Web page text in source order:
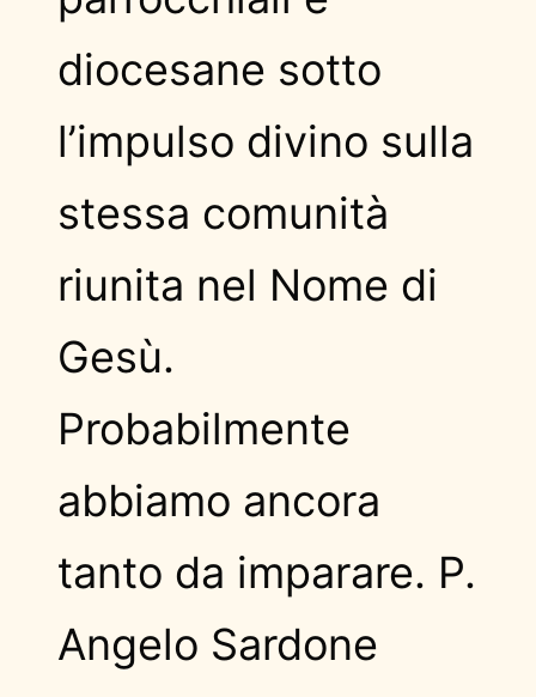
diocesane sotto
l’impulso divino sulla
stessa comunità
riunita nel Nome di
Gesù.
Probabilmente
abbiamo ancora
tanto da imparare. P.
Angelo Sardone